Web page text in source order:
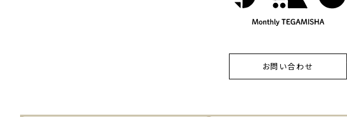
お問い合わせ